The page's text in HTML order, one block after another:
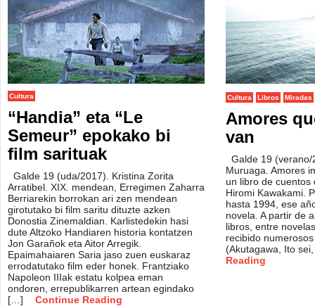
Cultura
“Handia” eta “Le
Semeur” epokako bi
film sarituak
Galde 19 (uda/2017). Kristina Zorita
Arratibel. XIX. mendean, Erregimen Zaharra
Berriarekin borrokan ari zen mendean
girotutako bi film saritu dituzte azken
Donostia Zinemaldian. Karlistedekin hasi
dute Altzoko Handiaren historia kontatzen
Jon Garañok eta Aitor Arregik.
Epaimahaiaren Saria jaso zuen euskaraz
errodatutako film eder honek. Frantziako
Napoleon IIIak estatu kolpea eman
ondoren, errepublikarren artean egindako
[…]
Continue Reading
Cultura Libros Miradas
Amores
van
Galde 19
Muruaga. Amores
un libro de cuentos
Hiromi Kawakami.
hasta 1994, ese
novela. A partir de
libros, entre
recibido
(Akutagawa, Ito
Reading